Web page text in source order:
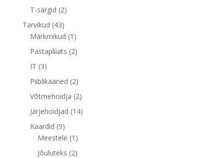
toodet
T-särgid 22
Tarvikud 4343
toodet
Märkmikud 1 1
toode
Pastapliiats 22
IT 33
toodet
Piiblikaaned 22
toodet
Võtmehoidja 22
toodet
Järjehoidjad 1414
Kaardid 99
toodet
Meestele 1 1
toode
Jõuluteks 22